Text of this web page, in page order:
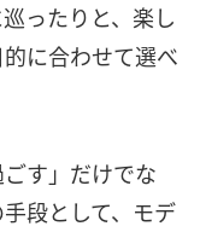
ったりと、楽し
に合わせて選べ
す」だけでな
段として、モデ